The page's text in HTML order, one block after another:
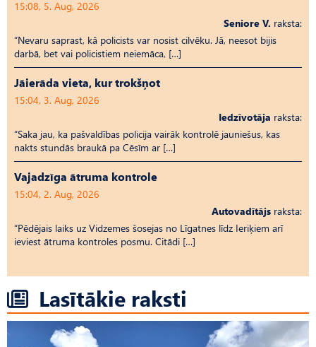
15:08, 5. Aug, 2026
Seniore V. raksta:
“Nevaru saprast, kā policists var nosist cilvēku. Jā, neesot bijis
darbā, bet vai policistiem neiemāca, […]
Jāierāda vieta, kur trokšņot
15:04, 3. Aug, 2026
Iedzīvotāja raksta:
“Saka jau, ka pašvaldības policija vairāk kontrolē jauniešus, kas
nakts stundās braukā pa Cēsīm ar […]
Vajadzīga ātruma kontrole
15:04, 2. Aug, 2026
Autovadītājs raksta:
“Pēdējais laiks uz Vid­ze­mes šosejas no Līgatnes līdz Ieriķiem arī
ieviest ātruma kontroles posmu. Citādi […]
Lasītākie raksti